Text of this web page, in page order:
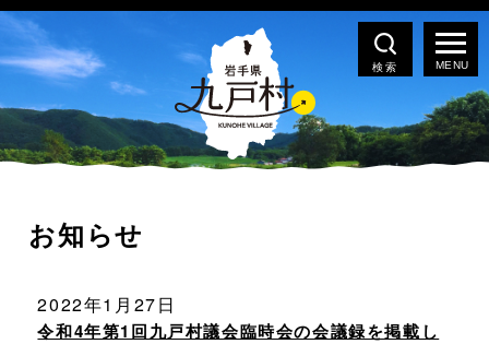
検索
お知らせ
2022年1月27日
令和4年第1回九戸村議会臨時会の会議録を掲載し